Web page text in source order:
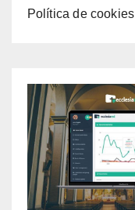
Política de cookies